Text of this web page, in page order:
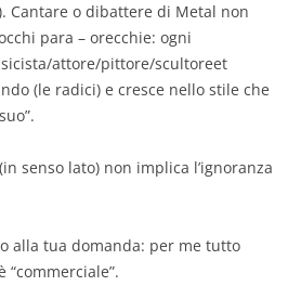
Cantare o dibattere di Metal non
para – orecchie: ogni
attore/pittore/scultoreet
(le radici) e cresce nello stile che
senso lato) non implica l’ignoranza
alla tua domanda: per me tutto
“commerciale”.